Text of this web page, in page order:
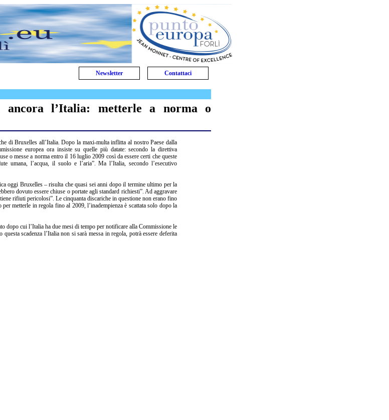
Newsletter Contattaci
ancora l’Italia: metterle a norma o
di Bruxelles all’Italia. Dopo la maxi-multa inflitta al nostro Paese dalla
europea ora insiste su quelle più datate: secondo la direttiva
o messe a norma entro il 16 luglio 2009 così da essere certi che queste
umana, l’acqua, il suolo e l’aria”. Ma l’Italia, secondo l’esecutivo
oggi Bruxelles – risulta che quasi sei anni dopo il termine ultimo per la
dovuto essere chiuse o portate agli standard richiesti”. Ad aggravare
rifiuti pericolosi”. Le cinquanta discariche in questione non erano fino
metterle in regola fino al 2009, l’inadempienza è scattata solo dopo la
dopo cui l’Italia ha due mesi di tempo per notificare alla Commissione le
scadenza l’Italia non si sarà messa in regola, potrà essere deferita